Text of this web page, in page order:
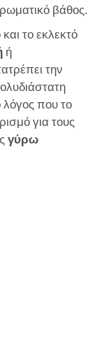
βάθος.
και το εκλεκτό
ή
την
λόγος που το
για τους
γύρω